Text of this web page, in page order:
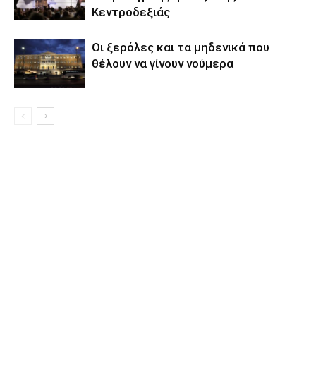
Κεντροδεξιάς
Οι ξερόλες και τα μηδενικά που
θέλουν να γίνουν νούμερα